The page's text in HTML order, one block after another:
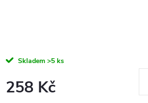
Skladem >5 ks
258 Kč